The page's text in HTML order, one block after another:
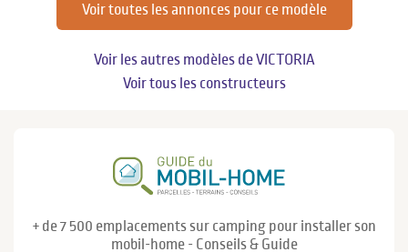
Voir toutes les annonces pour ce modèle
Voir les autres modèles de VICTORIA
Voir tous les constructeurs
+ de 7 500 emplacements sur camping pour installer son
mobil-home - Conseils & Guide